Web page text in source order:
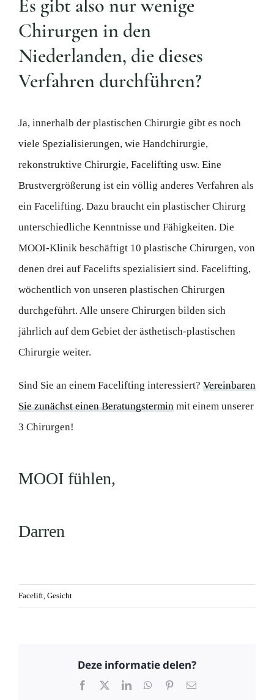
Es gibt also nur wenige
Chirurgen in den
Niederlanden, die dieses
Verfahren durchführen?
Ja, innerhalb der plastischen Chirurgie gibt es noch
viele Spezialisierungen, wie Handchirurgie,
rekonstruktive Chirurgie, Facelifting usw. Eine
Brustvergrößerung ist ein völlig anderes Verfahren als
ein Facelifting. Dazu braucht ein plastischer Chirurg
unterschiedliche Kenntnisse und Fähigkeiten. Die
MOOI-Klinik beschäftigt 10 plastische Chirurgen, von
denen drei auf Facelifts spezialisiert sind. Facelifting,
wöchentlich von unseren plastischen Chirurgen
durchgeführt. Alle unsere Chirurgen bilden sich
jährlich auf dem Gebiet der ästhetisch-plastischen
Chirurgie weiter.
Sind Sie an einem Facelifting interessiert? Vereinbaren
Sie zunächst einen Beratungsterminmit einem unserer
3 Chirurgen!
MOOI fühlen,
Darren
Facelift Gesicht
Deze informatie delen?
Facebook LinkedInWhatsApp
PinterestEmail